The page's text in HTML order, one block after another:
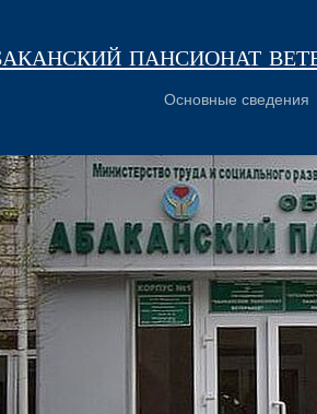
пансионат
Основные сведения